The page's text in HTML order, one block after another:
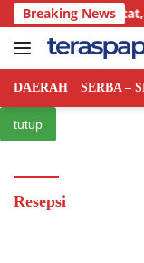
Langsung
ke
konten
Breaking News
Kian Ketat, PRI
DAERAH SERBA –
tutup
Resepsi